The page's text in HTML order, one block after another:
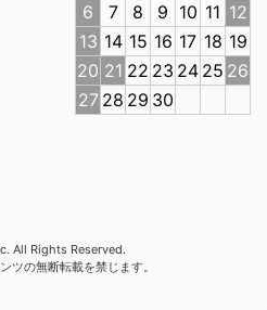
6
7 8 9 10 11 12
13 14 15 16 17 18 19
20 21 22 23 24 25 26
27 28 29 30
All Rights Reserved.
ツの無断転載を禁じます。